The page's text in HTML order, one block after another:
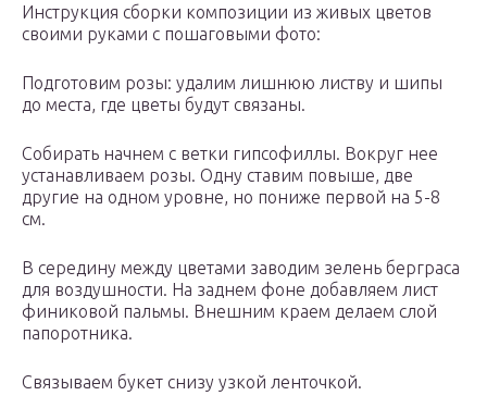
Инструкция сборки композиции из живых цветов
своими руками с пошаговыми фото:
Подготовим розы: удалим лишнюю листву и шипы
до места, где цветы будут связаны.
Собирать начнем с ветки гипсофиллы. Вокруг нее
устанавливаем розы. Одну ставим повыше, две
другие на одном уровне, но пониже первой на 5-8
см.
В середину между цветами заводим зелень берграса
для воздушности. На заднем фоне добавляем лист
финиковой пальмы. Внешним краем делаем слой
папоротника.
Связываем букет снизу узкой ленточкой.